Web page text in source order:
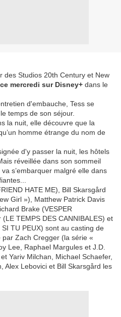
des Studios 20th Century et New
mercredi sur Disney+ dans le
d'embauche, Tess se
temps de son séjour.
la nuit, elle découvre que la
homme étrange du nom de
d'y passer la nuit, les hôtels
réveillée dans son sommeil
s’embarquer malgré elle dans
HATE ME), Bill Skarsgård
Girl »), Matthew Patrick Davis
Brake (VESPER
TEMPS DES CANNIBALES) et
TU PEUX) sont au casting de
Zach Cregger (la série «
Lee, Raphael Margules et J.D.
Yariv Milchan, Michael Schaefer,
Alex Lebovici et Bill Skarsgård les